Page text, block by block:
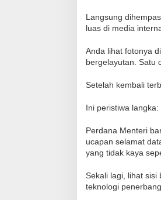
Langsung
luas di media
Anda lihat fotonya
bergelayutan. Satu
Setelah kembali
Ini peristiwa
Perdana Menteri
ucapan selamat
yang tidak kaya
Sekali lagi, lihat sisi
teknologi